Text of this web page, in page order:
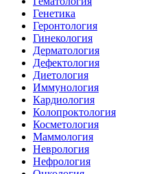
Генетика
Геронтология
Гинекология
Дерматология
Дефектология
Диетология
Иммунология
Кардиология
Колопроктология
Косметология
Маммология
Неврология
Нефрология